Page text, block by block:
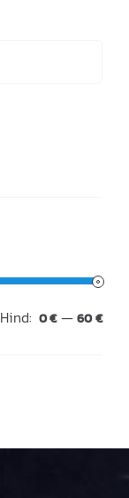
Hind: 0 €—60 €